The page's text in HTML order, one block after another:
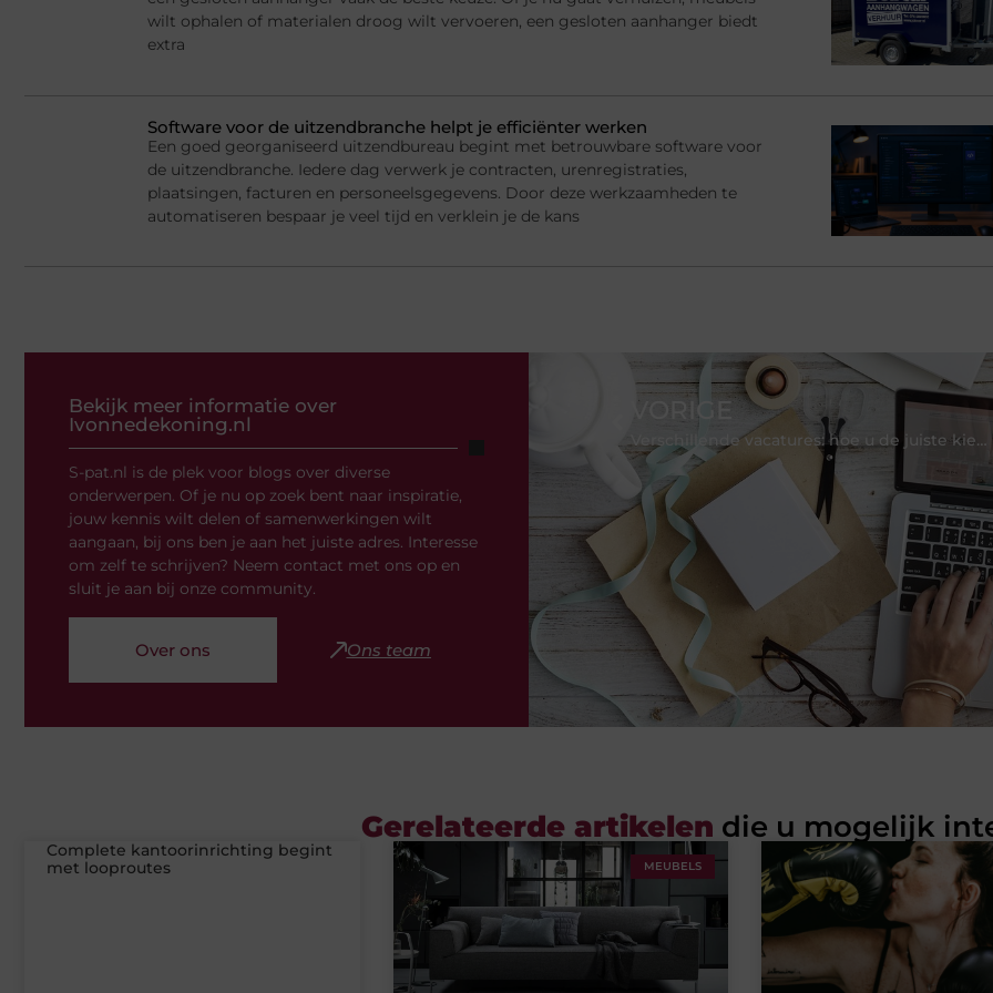
wilt ophalen of materialen droog wilt vervoeren, een gesloten aanhanger biedt
extra
Software voor de uitzendbranche helpt je efficiënter werken
Een goed georganiseerd uitzendbureau begint met betrouwbare software voor
de uitzendbranche. Iedere dag verwerk je contracten, urenregistraties,
plaatsingen, facturen en personeelsgegevens. Door deze werkzaamheden te
automatiseren bespaar je veel tijd en verklein je de kans
Bekijk meer informatie over
Ivonnedekoning.nl
S-pat.nl is de plek voor blogs over diverse
onderwerpen. Of je nu op zoek bent naar inspiratie,
jouw kennis wilt delen of samenwerkingen wilt
aangaan, bij ons ben je aan het juiste adres. Interesse
om zelf te schrijven? Neem contact met ons op en
sluit je aan bij onze community.
Over ons Ons team
VORIGE
Verschillende vacatures: hoe u de juiste kiest en niemand beledigt
Gerelateerde artikelen die u mogelijk
Complete kantoorinrichting begint
met looproutes
MEUBELS